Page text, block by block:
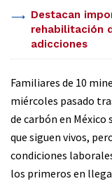
Destacan
rehabilitación
adicciones
Familiares de 10
miércoles pasado
de carbón en México
que siguen vivos,
condiciones
los primeros en